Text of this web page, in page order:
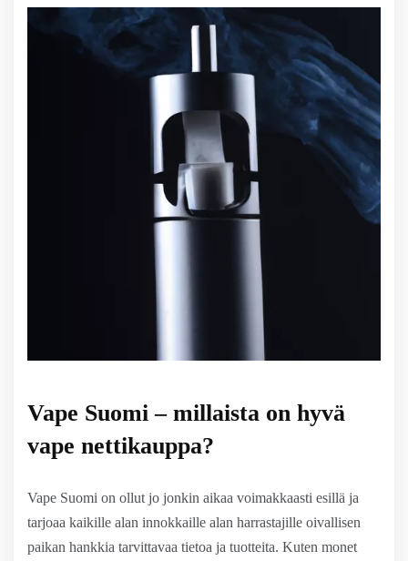
Vape Suomi – millaista on hyvä
vape nettikauppa?
Vape Suomi on ollut jo jonkin aikaa voimakkaasti esillä ja
tarjoaa kaikille alan innokkaille alan harrastajille oivallisen
paikan hankkia tarvittavaa tietoa ja tuotteita. Kuten monet